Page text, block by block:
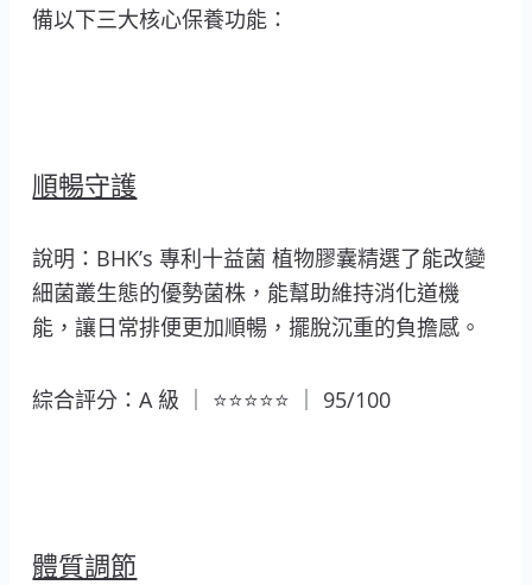
備以下三大核心保養功能：
順暢守護
說明：BHK’s 專利十益菌 植物膠囊精選了能改變
細菌叢生態的優勢菌株，能幫助維持消化道機
能，讓日常排便更加順暢，擺脫沉重的負擔感。
綜合評分：A 級 ｜ ⭐⭐⭐⭐⭐ ｜ 95/100
體質調節